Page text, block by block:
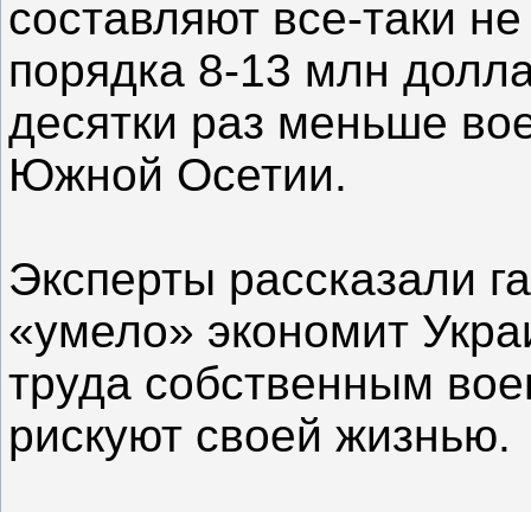
составляют все-таки
порядка 8-13 млн
десятки раз меньше
Южной Осетии.
Эксперты рассказали
«умело» экономит
труда собственным
рискуют своей жизнью.